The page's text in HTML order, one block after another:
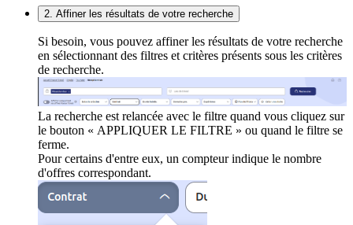
2. Affiner les résultats de votre recherche
Si besoin, vous pouvez affiner les résultats de votre recherche
en sélectionnant des filtres et critères présents sous les critères
de recherche.
La recherche est relancée avec le filtre quand vous cliquez sur
le bouton « APPLIQUER LE FILTRE » ou quand le filtre se
ferme.
Pour certains d'entre eux, un compteur indique le nombre
d'offres correspondant.